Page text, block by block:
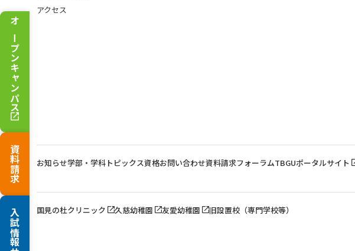
オープンキャンパス
資料請求
アクセス
お知らせ学部・学科トピックス資格お問い合わせ資料請求フォーラムTBGUポータルサイト
国見の杜クリニック 久慈幼稚園 友愛幼稚園 旧設置校（専門学校等）